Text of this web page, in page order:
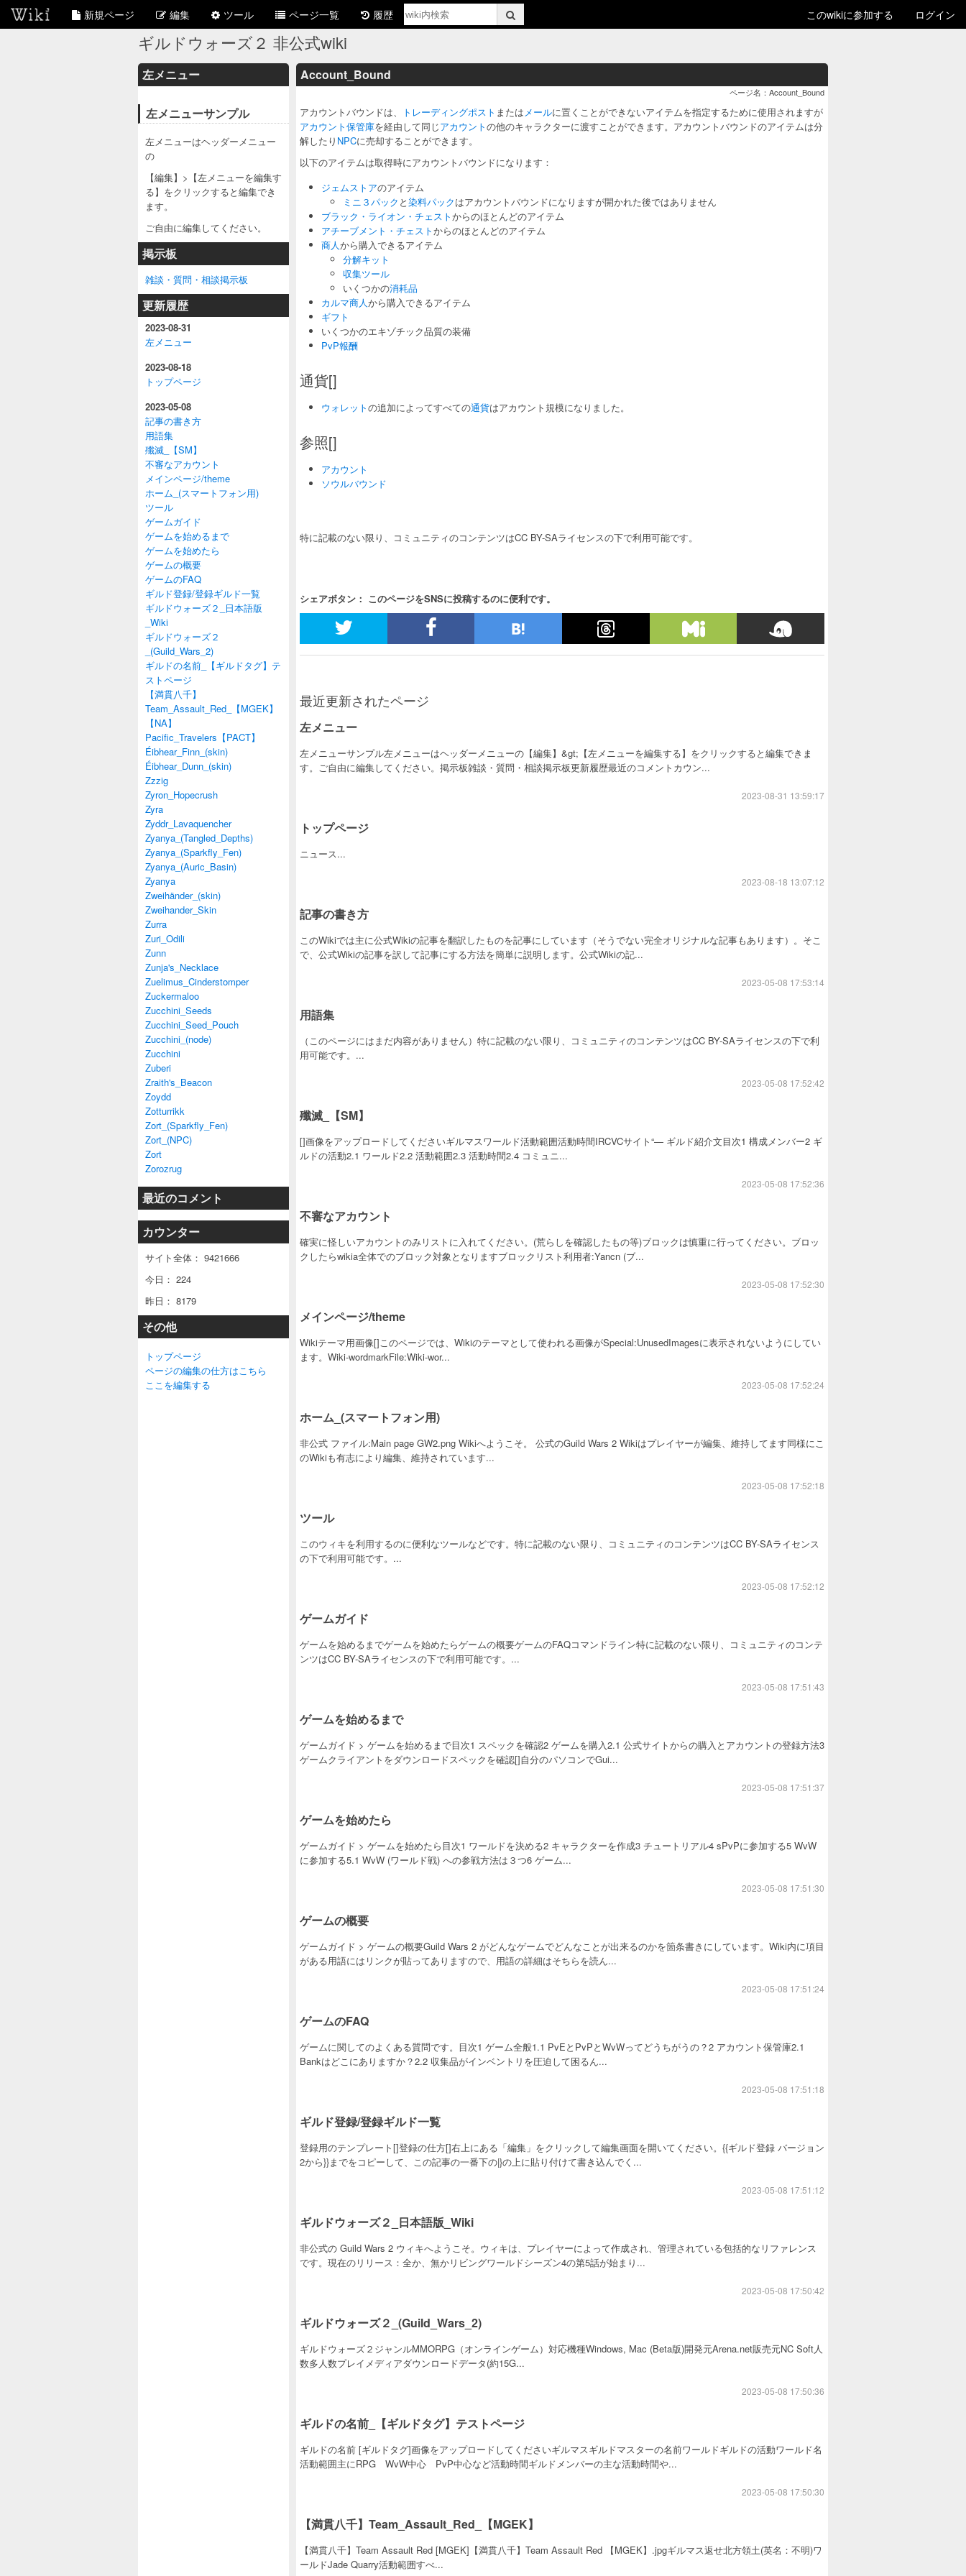
新規ページ 編集 ツール ページ一覧 履歴 このwikiに参加する ログイン
ギルドウォーズ２ 非公式wiki
左メニュー
左メニューサンプル
左メニューはヘッダーメニュー
の
【編集】>【左メニューを編集す
る】をクリックすると編集でき
ます。
ご自由に編集してください。
掲示板
雑談・質問・相談掲示板
更新履歴
2023-08-31
左メニュー
2023-08-18
トップページ
2023-05-08
記事の書き方
用語集
殲滅_【SM】
不審なアカウント
メインページ/theme
ホーム_(スマートフォン用)
ツール
ゲームガイド
ゲームを始めるまで
ゲームを始めたら
ゲームの概要
ゲームのFAQ
ギルド登録/登録ギルド一覧
ギルドウォーズ２_日本語版
_Wiki
ギルドウォーズ２
_(Guild_Wars_2)
ギルドの名前_【ギルドタグ】テ
ストページ
【満貫八千】
Team_Assault_Red_【MGEK】
【NA】
Pacific_Travelers【PACT】
Éibhear_Finn_(skin)
Éibhear_Dunn_(skin)
Zzzig
Zyron_Hopecrush
Zyra
Zyddr_Lavaquencher
Zyanya_(Tangled_Depths)
Zyanya_(Sparkfly_Fen)
Zyanya_(Auric_Basin)
Zyanya
Zweihänder_(skin)
Zweihander_Skin
Zurra
Zuri_Odili
Zunn
Zunja's_Necklace
Zuelimus_Cinderstomper
Zuckermaloo
Zucchini_Seeds
Zucchini_Seed_Pouch
Zucchini_(node)
Zucchini
Zuberi
Zraith's_Beacon
Zoydd
Zotturrikk
Zort_(Sparkfly_Fen)
Zort_(NPC)
Zort
Zorozrug
最近のコメント
カウンター
サイト全体： 9421666
今日： 224
昨日： 8179
その他
トップページ
ページの編集の仕方はこちら
ここを編集する
Account_Bound
ページ名：Account_Bound
アカウントバウンドは、 トレーディングポスト またはメールに置くことができないアイテムを指定するために使用されますが
アカウント保管庫を経由して同じアカウントの他のキャラクターに渡すことができます。アカウントバウンドのアイテムは分
解したり NPCに売却することができます。
以下のアイテムは取得時にアカウントバウンドになります：
ジェムストアのアイテム
ミニ３パック と染料パックはアカウントバウンドになりますが開かれた後ではありません
ブラック・ライオン・チェストからのほとんどのアイテム
アチーブメント・チェストからのほとんどのアイテム
商人から購入できるアイテム
分解キット
収集ツール
いくつかの消耗品
カルマ商人から購入できるアイテム
ギフト
いくつかのエキゾチック品質の装備
PvP報酬
通貨[]
ウォレットの追加によってすべての通貨はアカウント規模になりました。
参照[]
アカウント
ソウルバウンド
特に記載のない限り、コミュニティのコンテンツはCC BY-SAライセンスの下で利用可能です。
シェアボタン： このページをSNSに投稿するのに便利です。
最近更新されたページ
左メニュー
左メニューサンプル左メニューはヘッダーメニューの【編集】&gt;【左メニューを編集する】をクリックすると編集できま
す。ご自由に編集してください。掲示板雑談・質問・相談掲示板更新履歴最近のコメントカウン...
2023-08-31 13:59:17
トップページ
ニュース...
2023-08-18 13:07:12
記事の書き方
このWikiでは主に公式Wikiの記事を翻訳したものを記事にしています（そうでない完全オリジナルな記事もあります）。そこ
で、公式Wikiの記事を訳して記事にする方法を簡単に説明します。公式Wikiの記...
2023-05-08 17:53:14
用語集
（このページにはまだ内容がありません）特に記載のない限り、コミュニティのコンテンツはCC BY-SAライセンスの下で利
用可能です。...
2023-05-08 17:52:42
殲滅_【SM】
[]画像をアップロードしてくださいギルマスワールド活動範囲活動時間IRCVCサイト“— ギルド紹介文目次1 構成メンバー2 ギ
ルドの活動2.1 ワールド2.2 活動範囲2.3 活動時間2.4 コミュニ...
2023-05-08 17:52:36
不審なアカウント
確実に怪しいアカウントのみリストに入れてください。(荒らしを確認したもの等)ブロックは慎重に行ってください。ブロッ
クしたらwikia全体でのブロック対象となりますブロックリスト利用者:Yancn (ブ...
2023-05-08 17:52:30
メインページ/theme
Wikiテーマ用画像[]このページでは、Wikiのテーマとして使われる画像がSpecial:UnusedImagesに表示されないようにしてい
ます。Wiki-wordmarkFile:Wiki-wor...
2023-05-08 17:52:24
ホーム_(スマートフォン用)
非公式 ファイル:Main page GW2.png Wikiへようこそ。 公式のGuild Wars 2 Wikiはプレイヤーが編集、維持してます同様にこ
のWikiも有志により編集、維持されています...
2023-05-08 17:52:18
ツール
このウィキを利用するのに便利なツールなどです。特に記載のない限り、コミュニティのコンテンツはCC BY-SAライセンス
の下で利用可能です。...
2023-05-08 17:52:12
ゲームガイド
ゲームを始めるまでゲームを始めたらゲームの概要ゲームのFAQコマンドライン特に記載のない限り、コミュニティのコンテ
ンツはCC BY-SAライセンスの下で利用可能です。...
2023-05-08 17:51:43
ゲームを始めるまで
ゲームガイド > ゲームを始めるまで目次1 スペックを確認2 ゲームを購入2.1 公式サイトからの購入とアカウントの登録方法3
ゲームクライアントをダウンロードスペックを確認[]自分のパソコンでGui...
2023-05-08 17:51:37
ゲームを始めたら
ゲームガイド > ゲームを始めたら目次1 ワールドを決める2 キャラクターを作成3 チュートリアル4 sPvPに参加する5 WvW
に参加する5.1 WvW (ワールド戦) への参戦方法は３つ6 ゲーム...
2023-05-08 17:51:30
ゲームの概要
ゲームガイド > ゲームの概要Guild Wars 2 がどんなゲームでどんなことが出来るのかを箇条書きにしています。Wiki内に項目
がある用語にはリンクが貼ってありますので、用語の詳細はそちらを読ん...
2023-05-08 17:51:24
ゲームのFAQ
ゲームに関してのよくある質問です。目次1 ゲーム全般1.1 PvEとPvPとWvWってどうちがうの？2 アカウント保管庫2.1
Bankはどこにありますか？2.2 収集品がインベントリを圧迫して困るん...
2023-05-08 17:51:18
ギルド登録/登録ギルド一覧
登録用のテンプレート[]登録の仕方[]右上にある「編集」をクリックして編集画面を開いてください。{{ギルド登録 バージョン
2から}}までをコピーして、この記事の一番下の|}の上に貼り付けて書き込んでく...
2023-05-08 17:51:12
ギルドウォーズ２_日本語版_Wiki
非公式の Guild Wars 2 ウィキへようこそ。ウィキは、プレイヤーによって作成され、管理されている包括的なリファレンス
です。現在のリリース：全か、無かリビングワールドシーズン4の第5話が始まり...
2023-05-08 17:50:42
ギルドウォーズ２_(Guild_Wars_2)
ギルドウォーズ２ジャンルMMORPG（オンラインゲーム）対応機種Windows, Mac (Beta版)開発元Arena.net販売元NC Soft人
数多人数プレイメディアダウンロードデータ(約15G...
2023-05-08 17:50:36
ギルドの名前_【ギルドタグ】テストページ
ギルドの名前 [ギルドタグ]画像をアップロードしてくださいギルマスギルドマスターの名前ワールドギルドの活動ワールド名
活動範囲主にRPG WvW中心 PvP中心など活動時間ギルドメンバーの主な活動時間や...
2023-05-08 17:50:30
【満貫八千】Team_Assault_Red_【MGEK】
【満貫八千】Team Assault Red [MGEK]【満貫八千】Team Assault Red 【MGEK】.jpgギルマス返せ北方領土(英名：不明)ワ
ールドJade Quarry活動範囲すべ...